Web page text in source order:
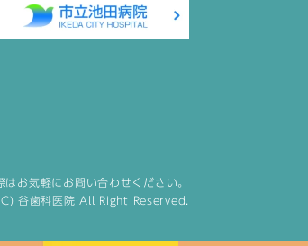
お気軽にお問い合わせください。
谷歯科医院 All Right Reserved.